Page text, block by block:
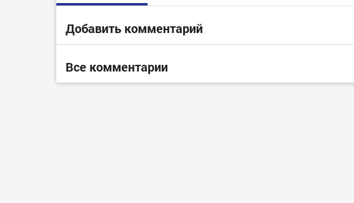
Добавить комментарий
Все комментарии